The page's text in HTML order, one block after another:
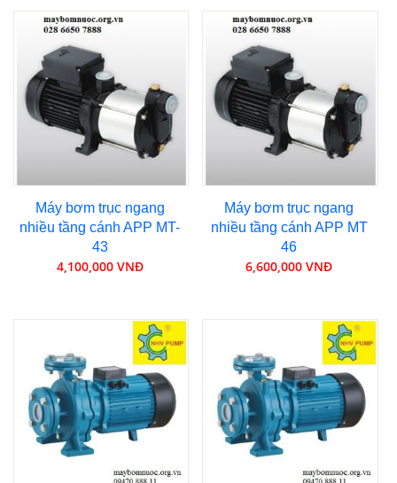
Máy bơm trục ngang
nhiều tầng cánh APP MT-
43
4,100,000 VNĐ
Máy bơm trục ngang
nhiều tầng cánh APP MT
46
6,600,000 VNĐ